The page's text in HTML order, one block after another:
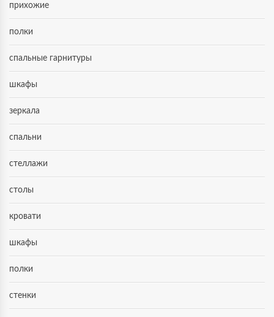
прихожие
полки
спальные гарнитуры
шкафы
зеркала
спальни
стеллажи
столы
кровати
шкафы
полки
стенки